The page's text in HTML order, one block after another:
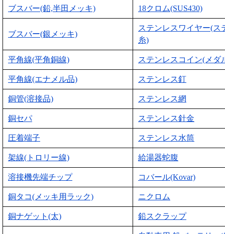
ブスバー(鉛,半田メッキ) 18クロム(SUS430)
ブスバー(銀メッキ)
ステンレスワイヤー(ス
糸)
平角線(平角銅線) ステンレスコイン(メダ
平角線(エナメル品) ステンレス釘
銅管(溶接品) ステンレス網
銅セパ ステンレス針金
圧着端子 ステンレス水筒
架線(トロリー線) 給湯器蛇腹
溶接機先端チップ コバール(Kovar)
銅タコ(メッキ用ラック) ニクロム
銅ナゲット(太) 鉛スクラップ